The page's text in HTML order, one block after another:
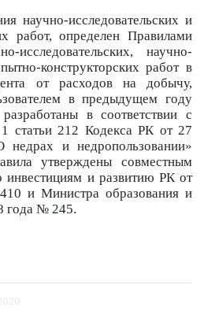
научно-исследовательских и
работ, определен Правилами
исследовательских, научно-
конструкторских работ в
от расходов на добычу,
в предыдущем году
в соответствии с
статьи 212 Кодекса РК от 27
и недропользовании»
утверждены совместным
и развитию РК от
и Министра образования и
года № 245.